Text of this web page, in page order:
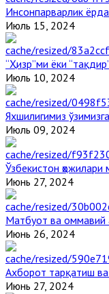
Инсонпарварлик
Июль 15, 2024
“Ҳизр”ми ёки
Июль 10, 2024
Яхшилигимиз
Июль 09, 2024
Ўзбекистон
Июнь 27, 2024
Матбуот ва оммавий
Июнь 26, 2024
Ахборот тарқатиш
Июнь 27, 2024